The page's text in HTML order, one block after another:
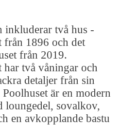
inkluderar två hus -
från 1896 och det
från 2019.
har två våningar och
detaljer från sin
är en modern
loungedel, sovalkov,
en avkopplande bastu